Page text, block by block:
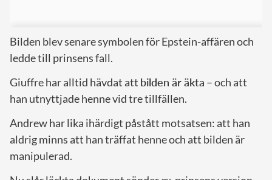
Bilden blev senare symbolen för Epstein-affären och
ledde till prinsens fall.
Giuffre har alltid hävdat att bilden är äkta – och att
han utnyttjade henne vid tre tillfällen.
Andrew har lika ihärdigt påstått motsatsen: att han
aldrig minns att han träffat henne och att bilden är
manipulerad.